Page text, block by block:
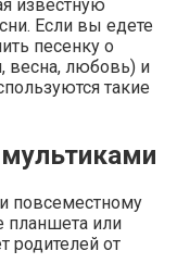
известную
Если вы едете
песенку о
весна, любовь) и
такие
повсеместному
планшета или
родителей от